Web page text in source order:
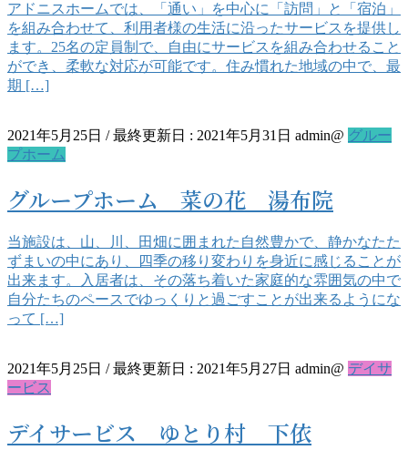
アドニスホームでは、「通い」を中心に「訪問」と「宿泊」
を組み合わせて、利用者様の生活に沿ったサービスを提供し
ます。25名の定員制で、自由にサービスを組み合わせること
ができ、柔軟な対応が可能です。住み慣れた地域の中で、最
期 […]
2021年5月25日 / 最終更新日 : 2021年5月31日 admin@ グルー
プホーム
グループホーム 菜の花 湯布院
当施設は、山、川、田畑に囲まれた自然豊かで、静かなたた
ずまいの中にあり、四季の移り変わりを身近に感じることが
出来ます。入居者は、その落ち着いた家庭的な雰囲気の中で
自分たちのペースでゆっくりと過ごすことが出来るようにな
って […]
2021年5月25日 / 最終更新日 : 2021年5月27日 admin@ デイサ
ービス
デイサービス ゆとり村 下依